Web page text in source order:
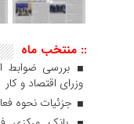
:: منتخب ماه
بررسی ضوابط
وزرای اقتصاد و کار
جزئیات نحوه